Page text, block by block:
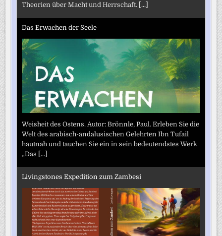
Theorien über Macht und Herrschaft.
[...]
Das Erwachen der Seele
Weisheit des Ostens. Autor: Brönnle, Paul. Erleben Sie die
Welt des arabisch-andalusischen Gelehrten Ibn Tufail
hautnah und tauchen Sie ein in sein bedeutendstes Werk
„Das
[...]
Livingstones Expedition zum Zambesi